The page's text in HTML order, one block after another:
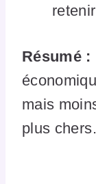
Résumé :
mais
plus chers.